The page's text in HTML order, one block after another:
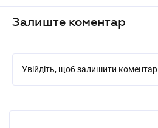
Залиште коментар
Увійдіть, щоб залишити коментар